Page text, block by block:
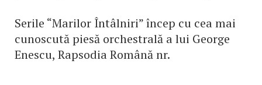
Serile “Marilor Întâlniri” încep cu cea mai
cunoscută piesă orchestrală a lui George
Enescu, Rapsodia Română nr.